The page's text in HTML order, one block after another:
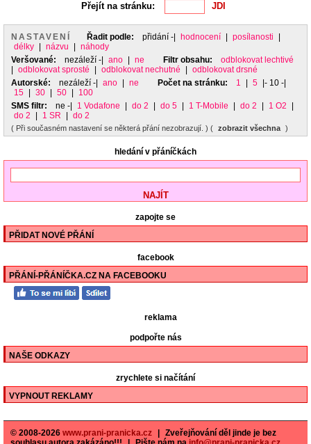
Přejít na stránku:
NASTAVENÍ Řadit podle: přidání -| hodnocení posílanosti
délky
názvu
náhody
Veršované:
nezáleží -| ano ne Filtr obsahu:
odblokovat lechtivé
odblokovat sprosté odblokovat nechutné
odblokovat drsné
Autorské:
nezáleží -| ano ne Počet na stránku: 1 5
|- 10 -|
15
30 50
100
SMS filtr:
ne -| 1 Vodafone do 2 do 5 1 T-Mobile do 2 1 O2
do 2
1 SR do 2
( Při současném nastavení se některá přání nezobrazují. ) ( zobrazit všechna )
hledání v přáníčkách
zapojte se
PŘIDAT NOVÉ PŘÁNÍ
facebook
PŘÁNÍ-PŘÁNÍČKA.CZ NA FACEBOOKU
reklama
podpořte nás
NAŠE ODKAZY
zrychlete si načítání
VYPNOUT REKLAMY
© 2008-2026 www.prani-pranicka.cz
Zveřejňování děl jinde je bez